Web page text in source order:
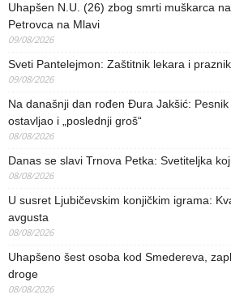
Uhapšen N.U. (26) zbog smrti muškarca
Petrovca na Mlavi
09/08/2026
Sveti Pantelejmon: Zaštitnik lekara i
09/08/2026
Na današnji dan rođen Đura Jakšić:
ostavljao i „poslednji groš“
08/08/2026
Danas se slavi Trnova Petka: Svetiteljka
08/08/2026
U susret Ljubičevskim konjičkim igrama:
avgusta
08/08/2026
Uhapšeno šest osoba kod Smedereva,
droge
08/08/2026